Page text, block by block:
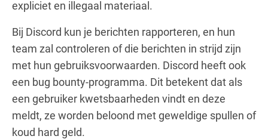
expliciet en illegaal materiaal.
Bij Discord kun je berichten rapporteren, en hun
team zal controleren of die berichten in strijd zijn
met hun gebruiksvoorwaarden. Discord heeft ook
een bug bounty-programma. Dit betekent dat als
een gebruiker kwetsbaarheden vindt en deze
meldt, ze worden beloond met geweldige spullen of
koud hard geld.